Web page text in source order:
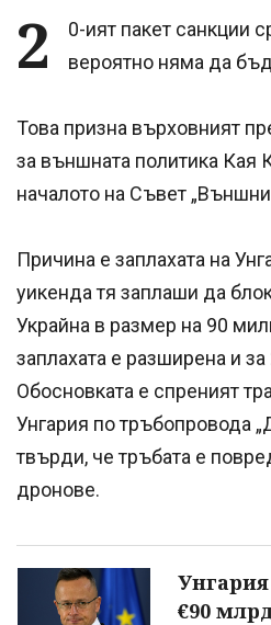
2
0-ият пакет санкции
вероятно няма да
Това призна върховният
за външната политика Кая
началото на Съвет
Причина е заплахата на
уикенда тя заплаши да
Украйна в размер на 90
заплахата е разширена и
Обосновката е спреният
Унгария по тръбопровода
твърди, че тръбата е
дронове.
€90